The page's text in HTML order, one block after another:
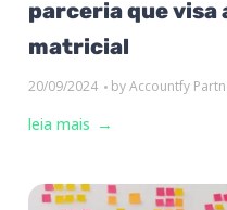
parceria que visa
matricial
20/09/2024 byAccountfy
leia mais